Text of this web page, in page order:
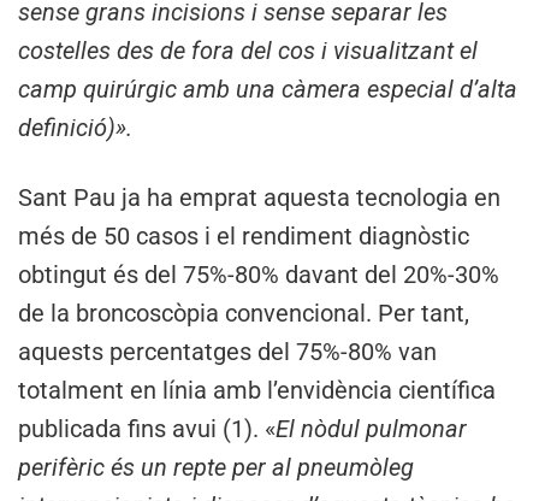
sense grans incisions i sense separar les
costelles des de fora del cos i visualitzant el
camp quirúrgic amb una càmera especial d’alta
definició)».
Sant Pau ja ha emprat aquesta tecnologia en
més de 50 casos i el rendiment diagnòstic
obtingut és del 75%-80% davant del 20%-30%
de la broncoscòpia convencional. Per tant,
aquests percentatges del 75%-80% van
totalment en línia amb l’envidència científica
publicada fins avui (1). «El nòdul pulmonar
perifèric és un repte per al pneumòleg